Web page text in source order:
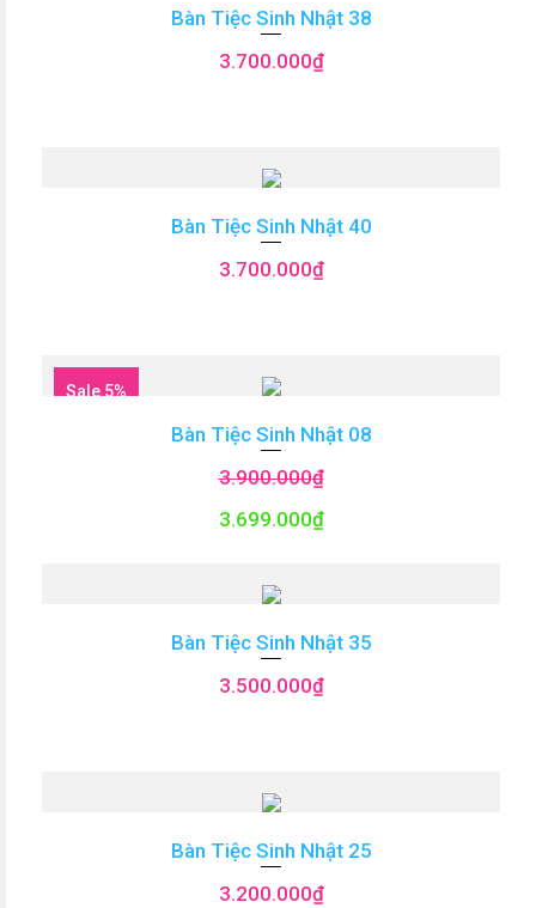
Bàn Tiệc Sinh Nhật 38
3.700.000₫
Bàn Tiệc Sinh Nhật 40
3.700.000₫
Sale 5%
Bàn Tiệc Sinh Nhật 08
3.900.000₫
3.699.000₫
Bàn Tiệc Sinh Nhật 35
3.500.000₫
Bàn Tiệc Sinh Nhật 25
3.200.000₫